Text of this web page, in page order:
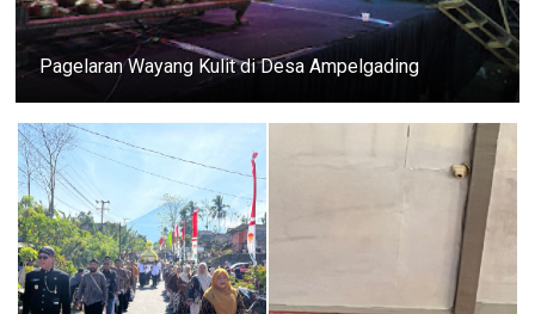
Pagelaran Wayang Kulit di Desa Ampelgading